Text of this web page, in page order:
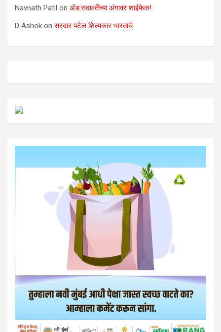
Navnath Patil on ॲड.सदावर्तेंच्या अंगावर शाईफेक!
D Ashok onसरदार पटेल शिल्पकार भारताचे